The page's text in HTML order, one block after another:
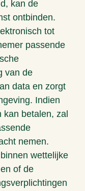
kan de
ontbinden.
tot
passende
van de
data en zorgt
Indien
betalen, zal
nemen.
wettelijke
of de